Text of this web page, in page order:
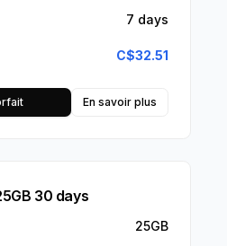
7 days
C$32.51
En savoir plus
30 days
25GB